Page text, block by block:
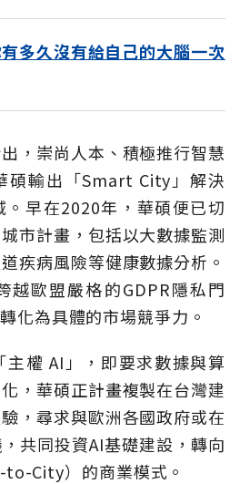
多久沒有給自己的大腦一次
，崇尚人本、積極推行智慧
碩輸出「Smart City」解決
早在2020年，華碩便已切
市計畫，包括以大數據監測
疾病風險等健康數據分析。
越歐盟嚴格的GDPR隱私門
化為具體的市場競爭力。
權 AI」，即要求數據與算
，華碩正計畫複製在台灣建
，尋求與歐洲各國政府或在
共同投資AI基礎建設，轉向
to-City）的商業模式。